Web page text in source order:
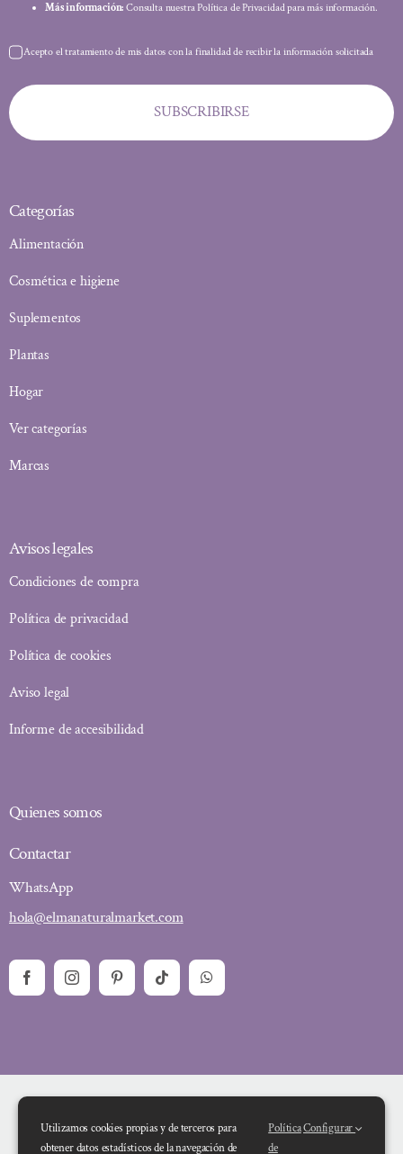
Más información: Consulta nuestra Política de Privacidad para más información.
Acepto el tratamiento de mis datos con la finalidad de recibir la información solicitada
SUBSCRIBIRSE
Categorías
Alimentación
Cosmética e higiene
Suplementos
Plantas
Hogar
Ver categorías
Marcas
Avisos legales
Condiciones de compra
Política de privacidad
Política de cookies
Aviso legal
Informe de accesibilidad
Quienes somos
Contactar
WhatsApp
hola@elmanaturalmarket.com
Utilizamos cookies propias y de terceros para
obtener datos estadísticos de la navegación de
Política
de
Configurar